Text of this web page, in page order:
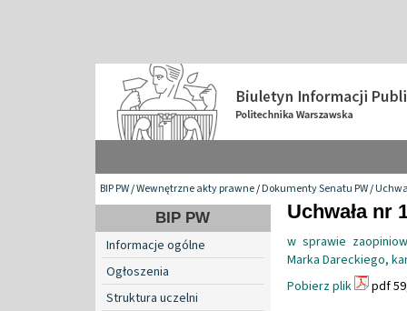
BIP PW/Wewnętrzne akty prawne/Dokumenty Senatu PW/
BIP PW
Informacje ogólne
Ogłoszenia
Struktura uczelni
Uchwała nr
w sprawie
Marka Dareckiego,
Pobierz plik
pdf